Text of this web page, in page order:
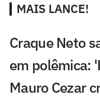
MAIS LANCE!
Craque Neto
em polêmica:
Mauro Cezar